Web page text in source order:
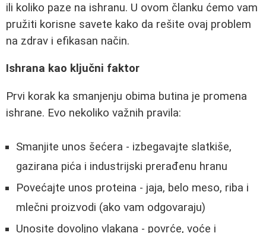
ili koliko paze na ishranu. U ovom članku ćemo vam
pružiti korisne savete kako da rešite ovaj problem
na zdrav i efikasan način.
Ishrana kao ključni faktor
Prvi korak ka smanjenju obima butina je promena
ishrane. Evo nekoliko važnih pravila:
Smanjite unos šećera - izbegavajte slatkiše,
gazirana pića i industrijski prerađenu hranu
Povećajte unos proteina - jaja, belo meso, riba i
mlečni proizvodi (ako vam odgovaraju)
Unosite dovoljno vlakana - povrće, voće i